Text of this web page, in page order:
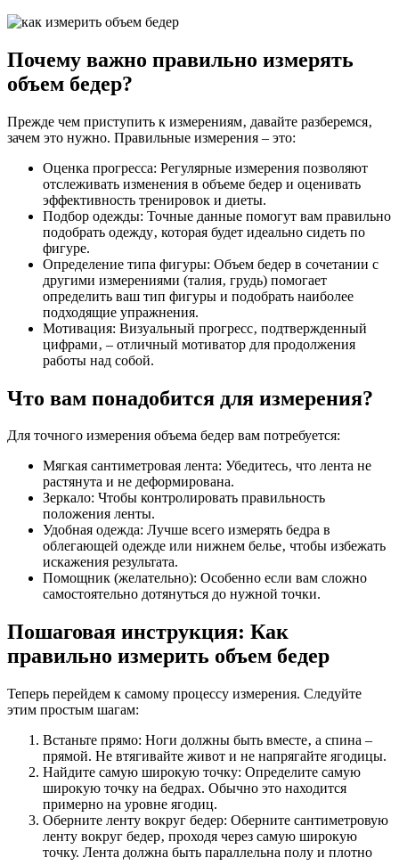
Почему важно правильно измерять
объем бедер?
Прежде чем приступить к измерениям‚ давайте разберемся‚
зачем это нужно. Правильные измерения – это:
Оценка прогресса: Регулярные измерения позволяют
отслеживать изменения в объеме бедер и оценивать
эффективность тренировок и диеты.
Подбор одежды: Точные данные помогут вам правильно
подобрать одежду‚ которая будет идеально сидеть по
фигуре.
Определение типа фигуры: Объем бедер в сочетании с
другими измерениями (талия‚ грудь) помогает
определить ваш тип фигуры и подобрать наиболее
подходящие упражнения.
Мотивация: Визуальный прогресс‚ подтвержденный
цифрами‚ – отличный мотиватор для продолжения
работы над собой.
Что вам понадобится для измерения?
Для точного измерения объема бедер вам потребуется:
Мягкая сантиметровая лента: Убедитесь‚ что лента не
растянута и не деформирована.
Зеркало: Чтобы контролировать правильность
положения ленты.
Удобная одежда: Лучше всего измерять бедра в
облегающей одежде или нижнем белье‚ чтобы избежать
искажения результата.
Помощник (желательно): Особенно если вам сложно
самостоятельно дотянуться до нужной точки.
Пошаговая инструкция: Как
правильно измерить объем бедер
Теперь перейдем к самому процессу измерения. Следуйте
этим простым шагам:
Встаньте прямо: Ноги должны быть вместе‚ а спина –
прямой. Не втягивайте живот и не напрягайте ягодицы.
Найдите самую широкую точку: Определите самую
широкую точку на бедрах. Обычно это находится
примерно на уровне ягодиц.
Оберните ленту вокруг бедер: Оберните сантиметровую
ленту вокруг бедер‚ проходя через самую широкую
точку. Лента должна быть параллельна полу и плотно